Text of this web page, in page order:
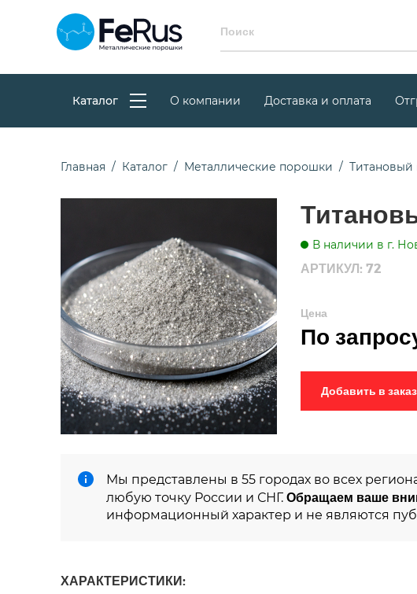
Каталог О компании Доставка и оплата
Главная Каталог Металлические порошки
В наличии в г.
АРТИКУЛ: 72
Цена
По
Добавить в заказ
Мы представлены в 55 городах во всех
любую точку России и СНГ. Обращаем ваше
информационный характер и не являются
ХАРАКТЕРИСТИКИ: